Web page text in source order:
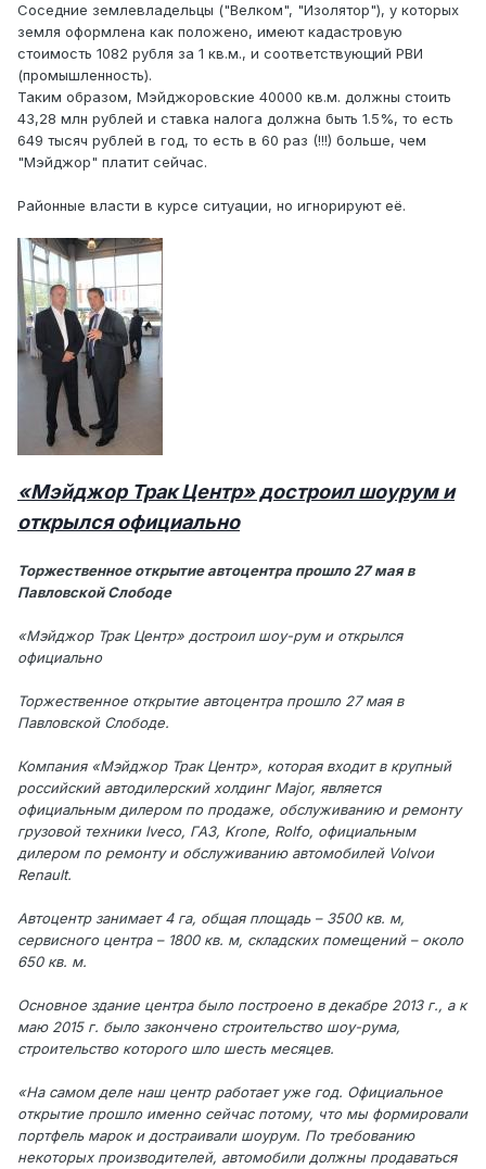
Соседние землевладельцы ("Велком", "Изолятор"), у которых
земля оформлена как положено, имеют кадастровую
стоимость 1082 рубля за 1 кв.м., и соответствующий РВИ
(промышленность).
Таким образом, Мэйджоровские 40000 кв.м. должны стоить
43,28 млн рублей и ставка налога должна быть 1.5%, то есть
649 тысяч рублей в год, то есть в 60 раз (!!!) больше, чем
"Мэйджор" платит сейчас.
Районные власти в курсе ситуации, но игнорируют её.
«Мэйджор Трак Центр» достроил шоурум и
открылся официально
Торжественное открытие автоцентра прошло 27 мая в
Павловской Слободе
«Мэйджор Трак Центр» достроил шоу-рум и открылся
официально
Торжественное открытие автоцентра прошло 27 мая в
Павловской Слободе.
Компания «Мэйджор Трак Центр», которая входит в крупный
российский автодилерский холдинг Major, является
официальным дилером по продаже, обслуживанию и ремонту
грузовой техники Iveco, ГАЗ, Krone, Rolfo, официальным
дилером по ремонту и обслуживанию автомобилей Volvoи
Renault.
Автоцентр занимает 4 га, общая площадь – 3500 кв. м,
сервисного центра – 1800 кв. м, складских помещений – около
650 кв. м.
Основное здание центра было построено в декабре 2013 г., а к
маю 2015 г. было закончено строительство шоу-рума,
строительство которого шло шесть месяцев.
«На самом деле наш центр работает уже год. Официальное
открытие прошло именно сейчас потому, что мы формировали
портфель марок и достраивали шоурум. По требованию
некоторых производителей, автомобили должны продаваться